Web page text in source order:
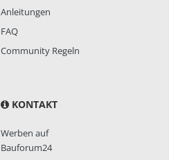
Anleitungen
FAQ
Community Regeln
KONTAKT
Werben auf
Bauforum24